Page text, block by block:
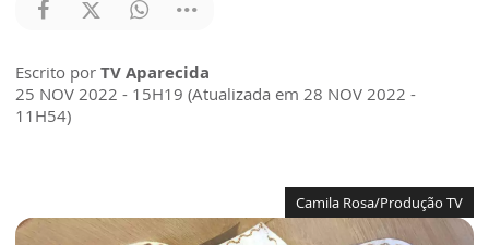
Escrito por TV Aparecida
25 NOV 2022 - 15H19 (Atualizada em 28 NOV 2022 -
11H54)
Camila Rosa/Produção TV